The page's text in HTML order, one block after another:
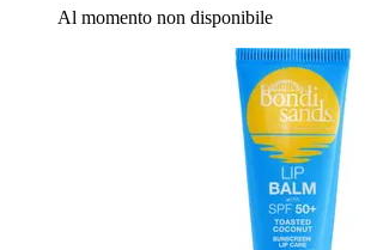
Al momento non disponibile